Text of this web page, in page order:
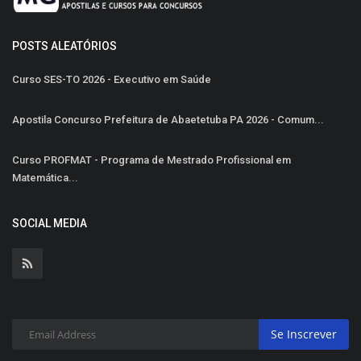
POSTS ALEATÓRIOS
Curso SES-TO 2026 - Executivo em Saúde
Apostila Concurso Prefeitura de Abaetetuba PA 2026 - Comum...
Curso PROFMAT - Programa de Mestrado Profissional em
Matemática...
SOCIAL MEDIA
Se Inscrever